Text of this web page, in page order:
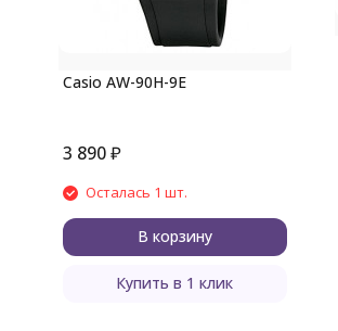
Casio AW-90H-9E
3 890 ₽
Осталась 1 шт.
В корзину
Купить в 1 клик